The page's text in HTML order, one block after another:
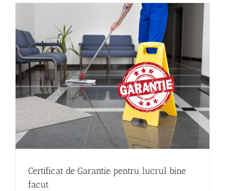
Certificat de Garantie pentru lucrul bine
facut